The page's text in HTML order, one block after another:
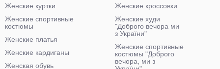
Женские куртки
Женские спортивные
костюмы
Женские платья
Женские кардиганы
Женская обувь
Женские кроссовки
Женские худи
"Доброго вечора ми
з України"
Женские спортивные
костюмы "Доброго
вечора, ми з